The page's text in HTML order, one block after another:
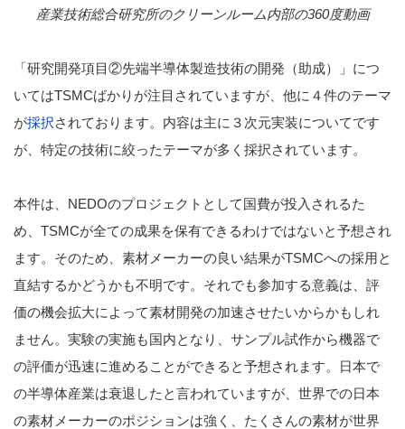
産業技術総合研究所のクリーンルーム内部の360度動画
「研究開発項目②先端半導体製造技術の開発（助成）」につ
いてはTSMCばかりが注目されていますが、他に４件のテーマ
が採択されております。内容は主に３次元実装についてです
が、特定の技術に絞ったテーマが多く採択されています。
本件は、NEDOのプロジェクトとして国費が投入されるた
め、TSMCが全ての成果を保有できるわけではないと予想され
ます。そのため、素材メーカーの良い結果がTSMCへの採用と
直結するかどうかも不明です。それでも参加する意義は、評
価の機会拡大によって素材開発の加速させたいからかもしれ
ません。実験の実施も国内となり、サンプル試作から機器で
の評価が迅速に進めることができると予想されます。日本で
の半導体産業は衰退したと言われていますが、世界での日本
の素材メーカーのポジションは強く、たくさんの素材が世界